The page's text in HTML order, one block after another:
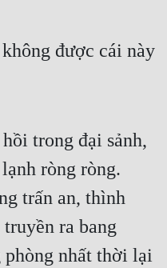
được cái này
trong đại sảnh,
ròng ròng.
trấn an, thình
ra bang
phòng nhất thời lại